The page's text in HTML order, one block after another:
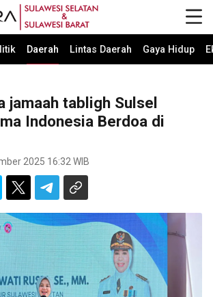
Daerah Lintas Daerah Gaya Hidup
jamaah tabligh Sulsel
Indonesia Berdoa di
2025 16:32 WIB